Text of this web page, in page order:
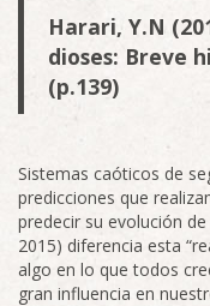
Harari, Y.N
dioses: Breve
(p.139)
Sistemas caóticos de
predicciones que
predecir su evolución
2015) diferencia esta
algo en lo que todos
gran influencia en